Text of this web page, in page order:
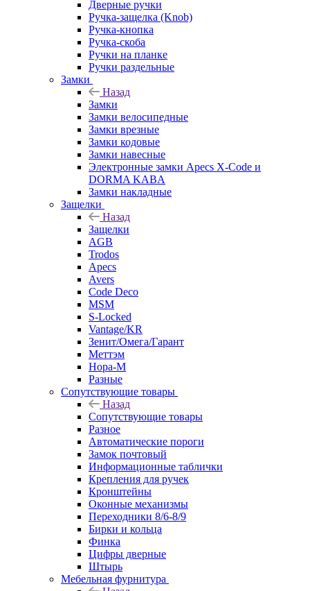
Дверные ручки
Ручка-защелка (Knob)
Ручка-кнопка
Ручка-скоба
Ручки на планке
Ручки раздельные
Замки
Назад
Замки
Замки велосипедные
Замки врезные
Замки кодовые
Замки навесные
Электронные замки Apecs X-Code и
DORMA KABA
Замки накладные
Защелки
Назад
Защелки
AGB
Trodos
Apecs
Avers
Code Deco
MSM
S-Locked
Vantage/KR
Зенит/Омега/Гарант
Меттэм
Нора-М
Разные
Сопутствующие товары
Назад
Сопутствующие товары
Разное
Автоматические пороги
Замок почтовый
Информационные таблички
Крепления для ручек
Кронштейны
Оконные механизмы
Переходники 8/6-8/9
Бирки и кольца
Финка
Цифры дверные
Штырь
Мебельная фурнитура